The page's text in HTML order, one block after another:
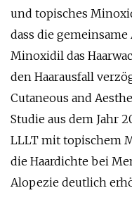
und topisches
dass die
Minoxidil das
den Haarausfall
Cutaneous and
Studie aus dem Jahr
LLLT mit topischem
die Haardichte bei
Alopezie deutlich